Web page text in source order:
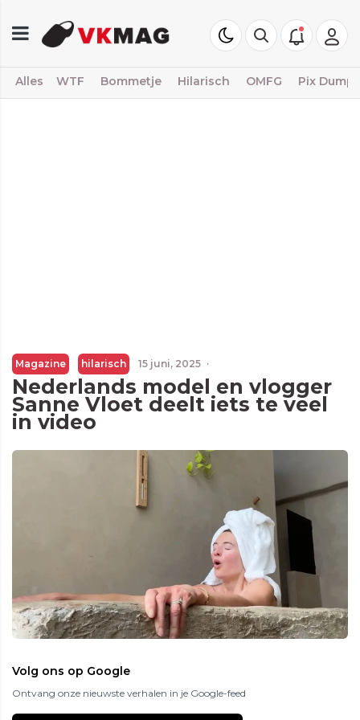
Alles WTF Bommetje Hilarisch OMFG Pix Dump
Magazine hilarisch 15 juni, 2025 ·
Nederlands model en vlogger
Sanne Vloet deelt iets te veel
in video
Volg ons op Google
Ontvang onze nieuwste verhalen in je Google-feed